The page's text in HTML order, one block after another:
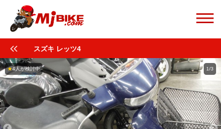
スズキ レッツ4
1/3
★4人が検討中